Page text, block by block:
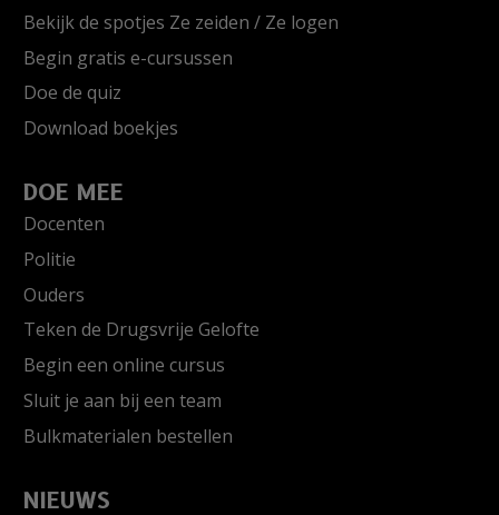
Bekijk de spotjes Ze zeiden / Ze logen
Begin gratis e-cursussen
Doe de quiz
Download boekjes
DOE MEE
Docenten
Politie
Ouders
Teken de Drugsvrije Gelofte
Begin een online cursus
Sluit je aan bij een team
Bulkmaterialen bestellen
NIEUWS